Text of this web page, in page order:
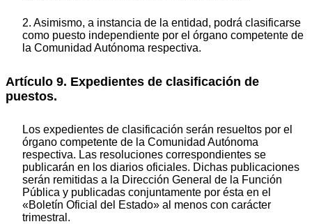
2. Asimismo, a instancia de la entidad, podrá clasificarse
como puesto independiente por el órgano competente de
la Comunidad Autónoma respectiva.
Artículo 9. Expedientes de clasificación de
puestos.
Los expedientes de clasificación serán resueltos por el
órgano competente de la Comunidad Autónoma
respectiva. Las resoluciones correspondientes se
publicarán en los diarios oficiales. Dichas publicaciones
serán remitidas a la Dirección General de la Función
Pública y publicadas conjuntamente por ésta en el
«Boletín Oficial del Estado» al menos con carácter
trimestral.